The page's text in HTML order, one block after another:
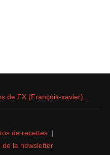
de FX (François-xavier)...
de recettes |
de la newsletter